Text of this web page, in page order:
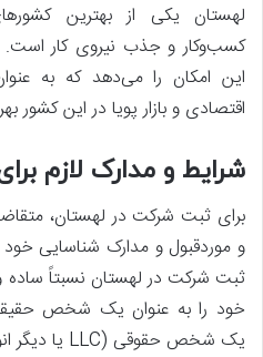
لهستان یکی از بهترین
کسب‌وکار و جذب نیروی کار است.
این امکان را می‌دهد که به
اقتصادی و بازار پویا در این کشور
شرایط و مدارک لازم
برای ثبت شرکت در لهستان،
و موردقبول و مدارک شناسایی خود
ثبت شرکت در لهستان نسبتاً
یک شخص حقوقی (LLC یا دیگر انواع شرکت‌ها) به ثبت برسانید.